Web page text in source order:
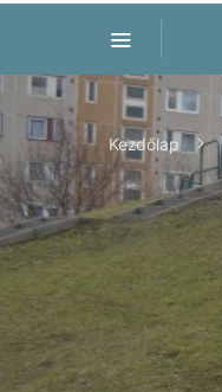
Kezdőlap